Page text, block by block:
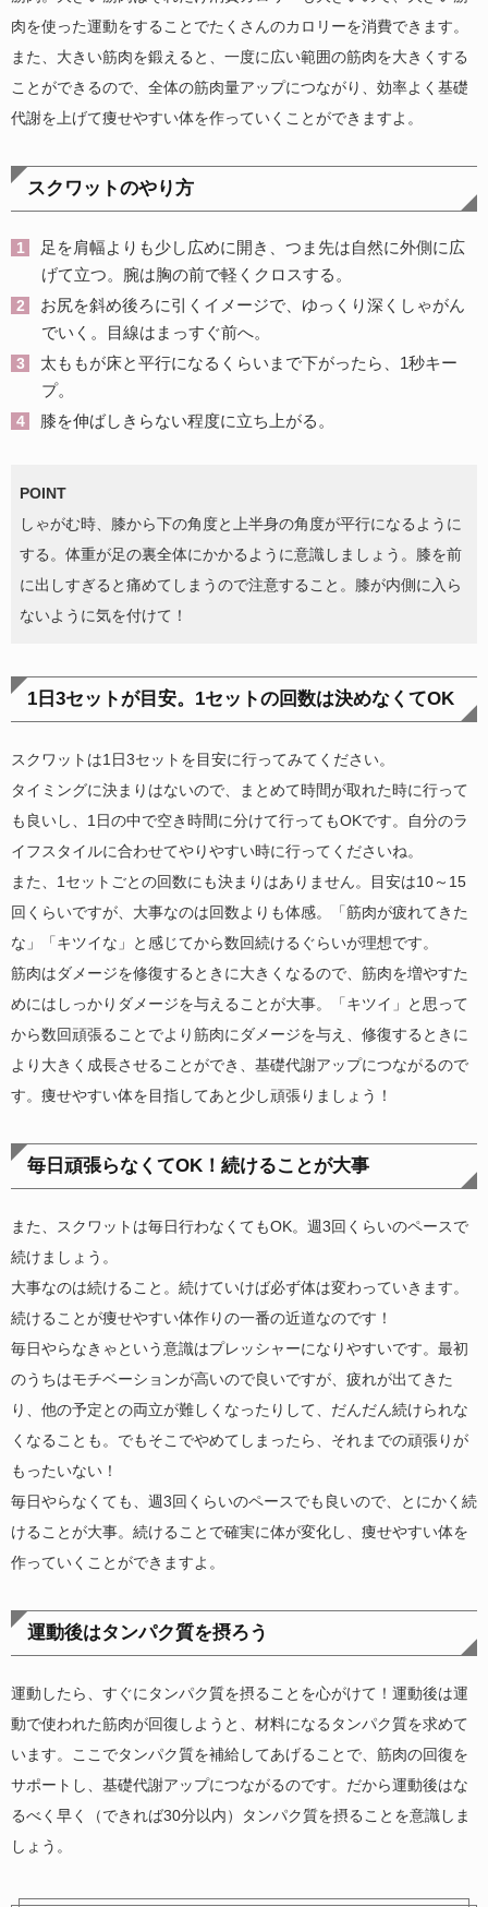
肉を使った運動をすることでたくさんのカロリーを消費できます。
また、大きい筋肉を鍛えると、一度に広い範囲の筋肉を大きくする
ことができるので、全体の筋肉量アップにつながり、効率よく基礎
代謝を上げて痩せやすい体を作っていくことができますよ。
スクワットのやり方
足を肩幅よりも少し広めに開き、つま先は自然に外側に広
げて立つ。腕は胸の前で軽くクロスする。
お尻を斜め後ろに引くイメージで、ゆっくり深くしゃがん
でいく。目線はまっすぐ前へ。
太ももが床と平行になるくらいまで下がったら、1秒キー
プ。
膝を伸ばしきらない程度に立ち上がる。
POINT
しゃがむ時、膝から下の角度と上半身の角度が平行になるように
する。体重が足の裏全体にかかるように意識しましょう。膝を前
に出しすぎると痛めてしまうので注意すること。膝が内側に入ら
ないように気を付けて！
1日3セットが目安。1セットの回数は決めなくてOK
スクワットは1日3セットを目安に行ってみてください。
タイミングに決まりはないので、まとめて時間が取れた時に行って
も良いし、1日の中で空き時間に分けて行ってもOKです。自分のラ
イフスタイルに合わせてやりやすい時に行ってくださいね。
また、1セットごとの回数にも決まりはありません。目安は10～15
回くらいですが、大事なのは回数よりも体感。「筋肉が疲れてきた
な」「キツイな」と感じてから数回続けるぐらいが理想です。
筋肉はダメージを修復するときに大きくなるので、筋肉を増やすた
めにはしっかりダメージを与えることが大事。「キツイ」と思って
から数回頑張ることでより筋肉にダメージを与え、修復するときに
より大きく成長させることができ、基礎代謝アップにつながるので
す。痩せやすい体を目指してあと少し頑張りましょう！
毎日頑張らなくてOK！続けることが大事
また、スクワットは毎日行わなくてもOK。週3回くらいのペースで
続けましょう。
大事なのは続けること。続けていけば必ず体は変わっていきます。
続けることが痩せやすい体作りの一番の近道なのです！
毎日やらなきゃという意識はプレッシャーになりやすいです。最初
のうちはモチベーションが高いので良いですが、疲れが出てきた
り、他の予定との両立が難しくなったりして、だんだん続けられな
くなることも。でもそこでやめてしまったら、それまでの頑張りが
もったいない！
毎日やらなくても、週3回くらいのペースでも良いので、とにかく続
けることが大事。続けることで確実に体が変化し、痩せやすい体を
作っていくことができますよ。
運動後はタンパク質を摂ろう
運動したら、すぐにタンパク質を摂ることを心がけて！運動後は運
動で使われた筋肉が回復しようと、材料になるタンパク質を求めて
います。ここでタンパク質を補給してあげることで、筋肉の回復を
サポートし、基礎代謝アップにつながるのです。だから運動後はな
るべく早く（できれば30分以内）タンパク質を摂ることを意識しま
しょう。